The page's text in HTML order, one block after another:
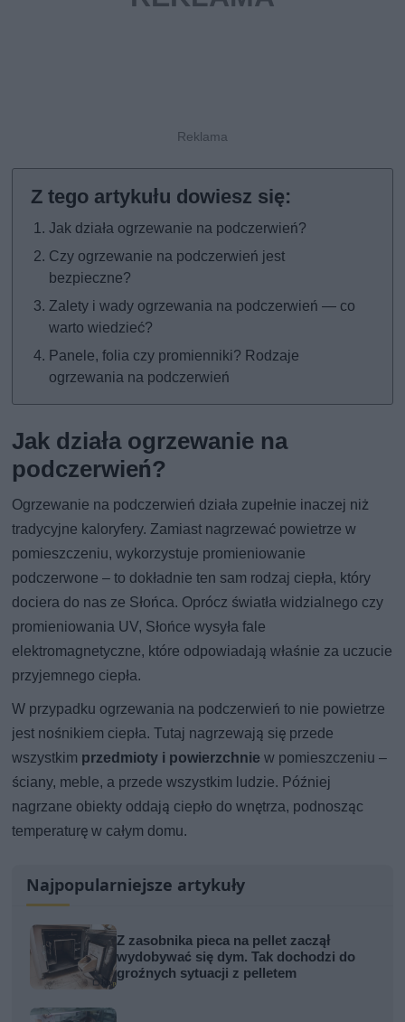
Jak działa ogrzewanie na podczerwień?
Czy ogrzewanie na podczerwień jest
bezpieczne?
Zalety i wady ogrzewania na podczerwień — co
warto wiedzieć?
Panele, folia czy promienniki? Rodzaje
ogrzewania na podczerwień
Jak działa ogrzewanie na
podczerwień?
Ogrzewanie na podczerwień działa zupełnie inaczej niż
tradycyjne kaloryfery. Zamiast nagrzewać powietrze w
pomieszczeniu, wykorzystuje promieniowanie
podczerwone – to dokładnie ten sam rodzaj ciepła, który
dociera do nas ze Słońca. Oprócz światła widzialnego czy
promieniowania UV, Słońce wysyła fale
elektromagnetyczne, które odpowiadają właśnie za uczucie
przyjemnego ciepła.
W przypadku ogrzewania na podczerwień to nie powietrze
jest nośnikiem ciepła. Tutaj nagrzewają się przede
wszystkim przedmioty i powierzchnie w pomieszczeniu –
ściany, meble, a przede wszystkim ludzie. Później
nagrzane obiekty oddają ciepło do wnętrza, podnosząc
temperaturę w całym domu.
Najpopularniejsze artykuły
Z zasobnika pieca na pellet zaczął
wydobywać się dym. Tak dochodzi do
groźnych sytuacji z pelletem